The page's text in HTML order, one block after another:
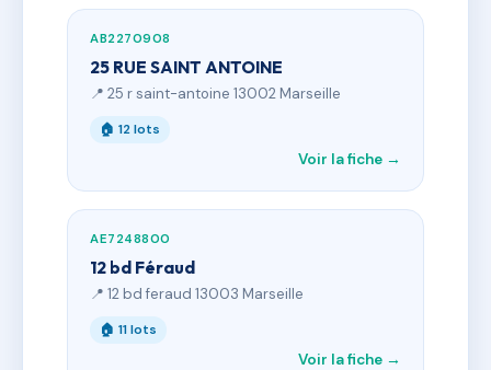
AB2270908
25 RUE SAINT ANTOINE
📍 25 r saint-antoine 13002 Marseille
🏠 12 lots
Voir la fiche →
AE7248800
12 bd Féraud
📍 12 bd feraud 13003 Marseille
🏠 11 lots
Voir la fiche →